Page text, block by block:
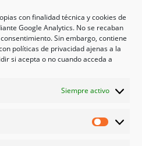
con finalidad técnica y cookies de
Google Analytics. No se recaban
Sin embargo, contiene
políticas de privacidad ajenas a la
si acepta o no cuando acceda a
Siempre activo